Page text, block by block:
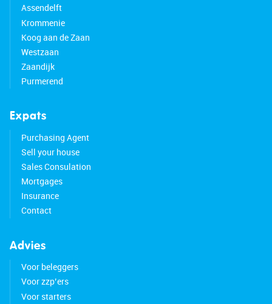
Assendelft
Krommenie
Koog aan de Zaan
Westzaan
Zaandijk
Purmerend
Expats
Purchasing Agent
Sell your house
Sales Consulation
Mortgages
Insurance
Contact
Advies
Voor beleggers
Voor zzp’ers
Voor starters